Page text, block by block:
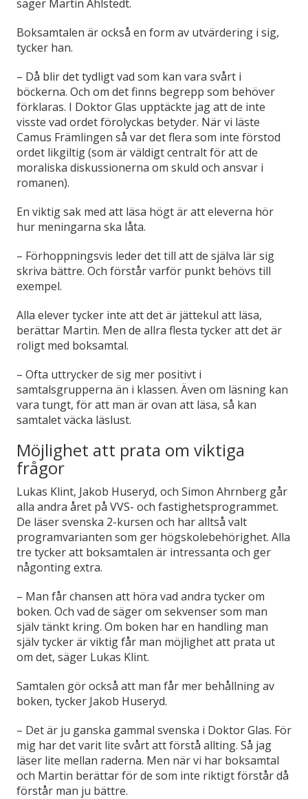
säger Martin Ahlstedt.
Boksamtalen är också en form av utvärdering i sig,
tycker han.
– Då blir det tydligt vad som kan vara svårt i
böckerna. Och om det finns begrepp som behöver
förklaras. I Doktor Glas upptäckte jag att de inte
visste vad ordet förolyckas betyder. När vi läste
Camus Främlingen så var det flera som inte förstod
ordet likgiltig (som är väldigt centralt för att de
moraliska diskussionerna om skuld och ansvar i
romanen).
En viktig sak med att läsa högt är att eleverna hör
hur meningarna ska låta.
– Förhoppningsvis leder det till att de själva lär sig
skriva bättre. Och förstår varför punkt behövs till
exempel.
Alla elever tycker inte att det är jättekul att läsa,
berättar Martin. Men de allra flesta tycker att det är
roligt med boksamtal.
– Ofta uttrycker de sig mer positivt i
samtalsgrupperna än i klassen. Även om läsning kan
vara tungt, för att man är ovan att läsa, så kan
samtalet väcka läslust.
Möjlighet att prata om viktiga
frågor
Lukas Klint, Jakob Huseryd, och Simon Ahrnberg går
alla andra året på VVS- och fastighetsprogrammet.
De läser svenska 2-kursen och har alltså valt
programvarianten som ger högskolebehörighet. Alla
tre tycker att boksamtalen är intressanta och ger
någonting extra.
– Man får chansen att höra vad andra tycker om
boken. Och vad de säger om sekvenser som man
själv tänkt kring. Om boken har en handling man
själv tycker är viktig får man möjlighet att prata ut
om det, säger Lukas Klint.
Samtalen gör också att man får mer behållning av
boken, tycker Jakob Huseryd.
– Det är ju ganska gammal svenska i Doktor Glas. För
mig har det varit lite svårt att förstå allting. Så jag
läser lite mellan raderna. Men när vi har boksamtal
och Martin berättar för de som inte riktigt förstår då
förstår man ju bättre.